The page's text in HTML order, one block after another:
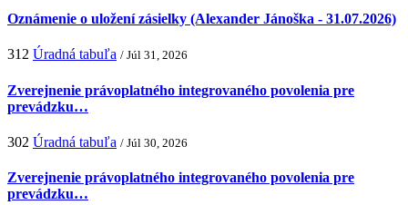
Oznámenie o uložení zásielky (Alexander Jánoška - 31.07.2026)
312 Úradná tabuľa / Júl 31, 2026
Zverejnenie právoplatného integrovaného povolenia pre
prevádzku…
302 Úradná tabuľa / Júl 30, 2026
Zverejnenie právoplatného integrovaného povolenia pre
prevádzku…